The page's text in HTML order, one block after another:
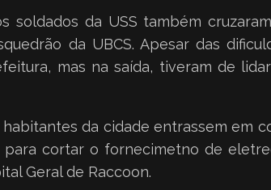
soldados da USS também
da UBCS. Apesar das
mas na saída, tiveram de
da cidade entrassem em
cortar o fornecimetno de
Geral de Raccoon.